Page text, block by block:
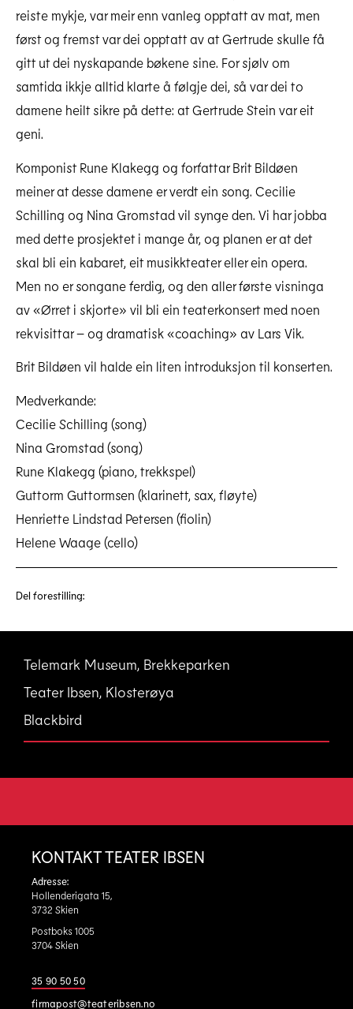
reiste mykje, var meir enn vanleg opptatt av mat, men
først og fremst var dei opptatt av at Gertrude skulle få
gitt ut dei nyskapande bøkene sine. For sjølv om
samtida ikkje alltid klarte å følgje dei, så var dei to
damene heilt sikre på dette: at Gertrude Stein var eit
geni.
Komponist Rune Klakegg og forfattar Brit Bildøen
meiner at desse damene er verdt ein song. Cecilie
Schilling og Nina Gromstad vil synge den. Vi har jobba
med dette prosjektet i mange år, og planen er at det
skal bli ein kabaret, eit musikkteater eller ein opera.
Men no er songane ferdig, og den aller første visninga
av «Ørret i skjorte» vil bli ein teaterkonsert med noen
rekvisittar – og dramatisk «coaching» av Lars Vik.
Brit Bildøen vil halde ein liten introduksjon til konserten.
Medverkande:
Cecilie Schilling (song)
Nina Gromstad (song)
Rune Klakegg (piano, trekkspel)
Guttorm Guttormsen (klarinett, sax, fløyte)
Henriette Lindstad Petersen (fiolin)
Helene Waage (cello)
Del forestilling:
Telemark Museum, Brekkeparken
Teater Ibsen, Klosterøya
Blackbird
KONTAKT TEATER IBSEN
Adresse:
Hollenderigata 15,
3732 Skien
Postboks 1005
3704 Skien
35 90 50 50
firmapost@teateribsen.no